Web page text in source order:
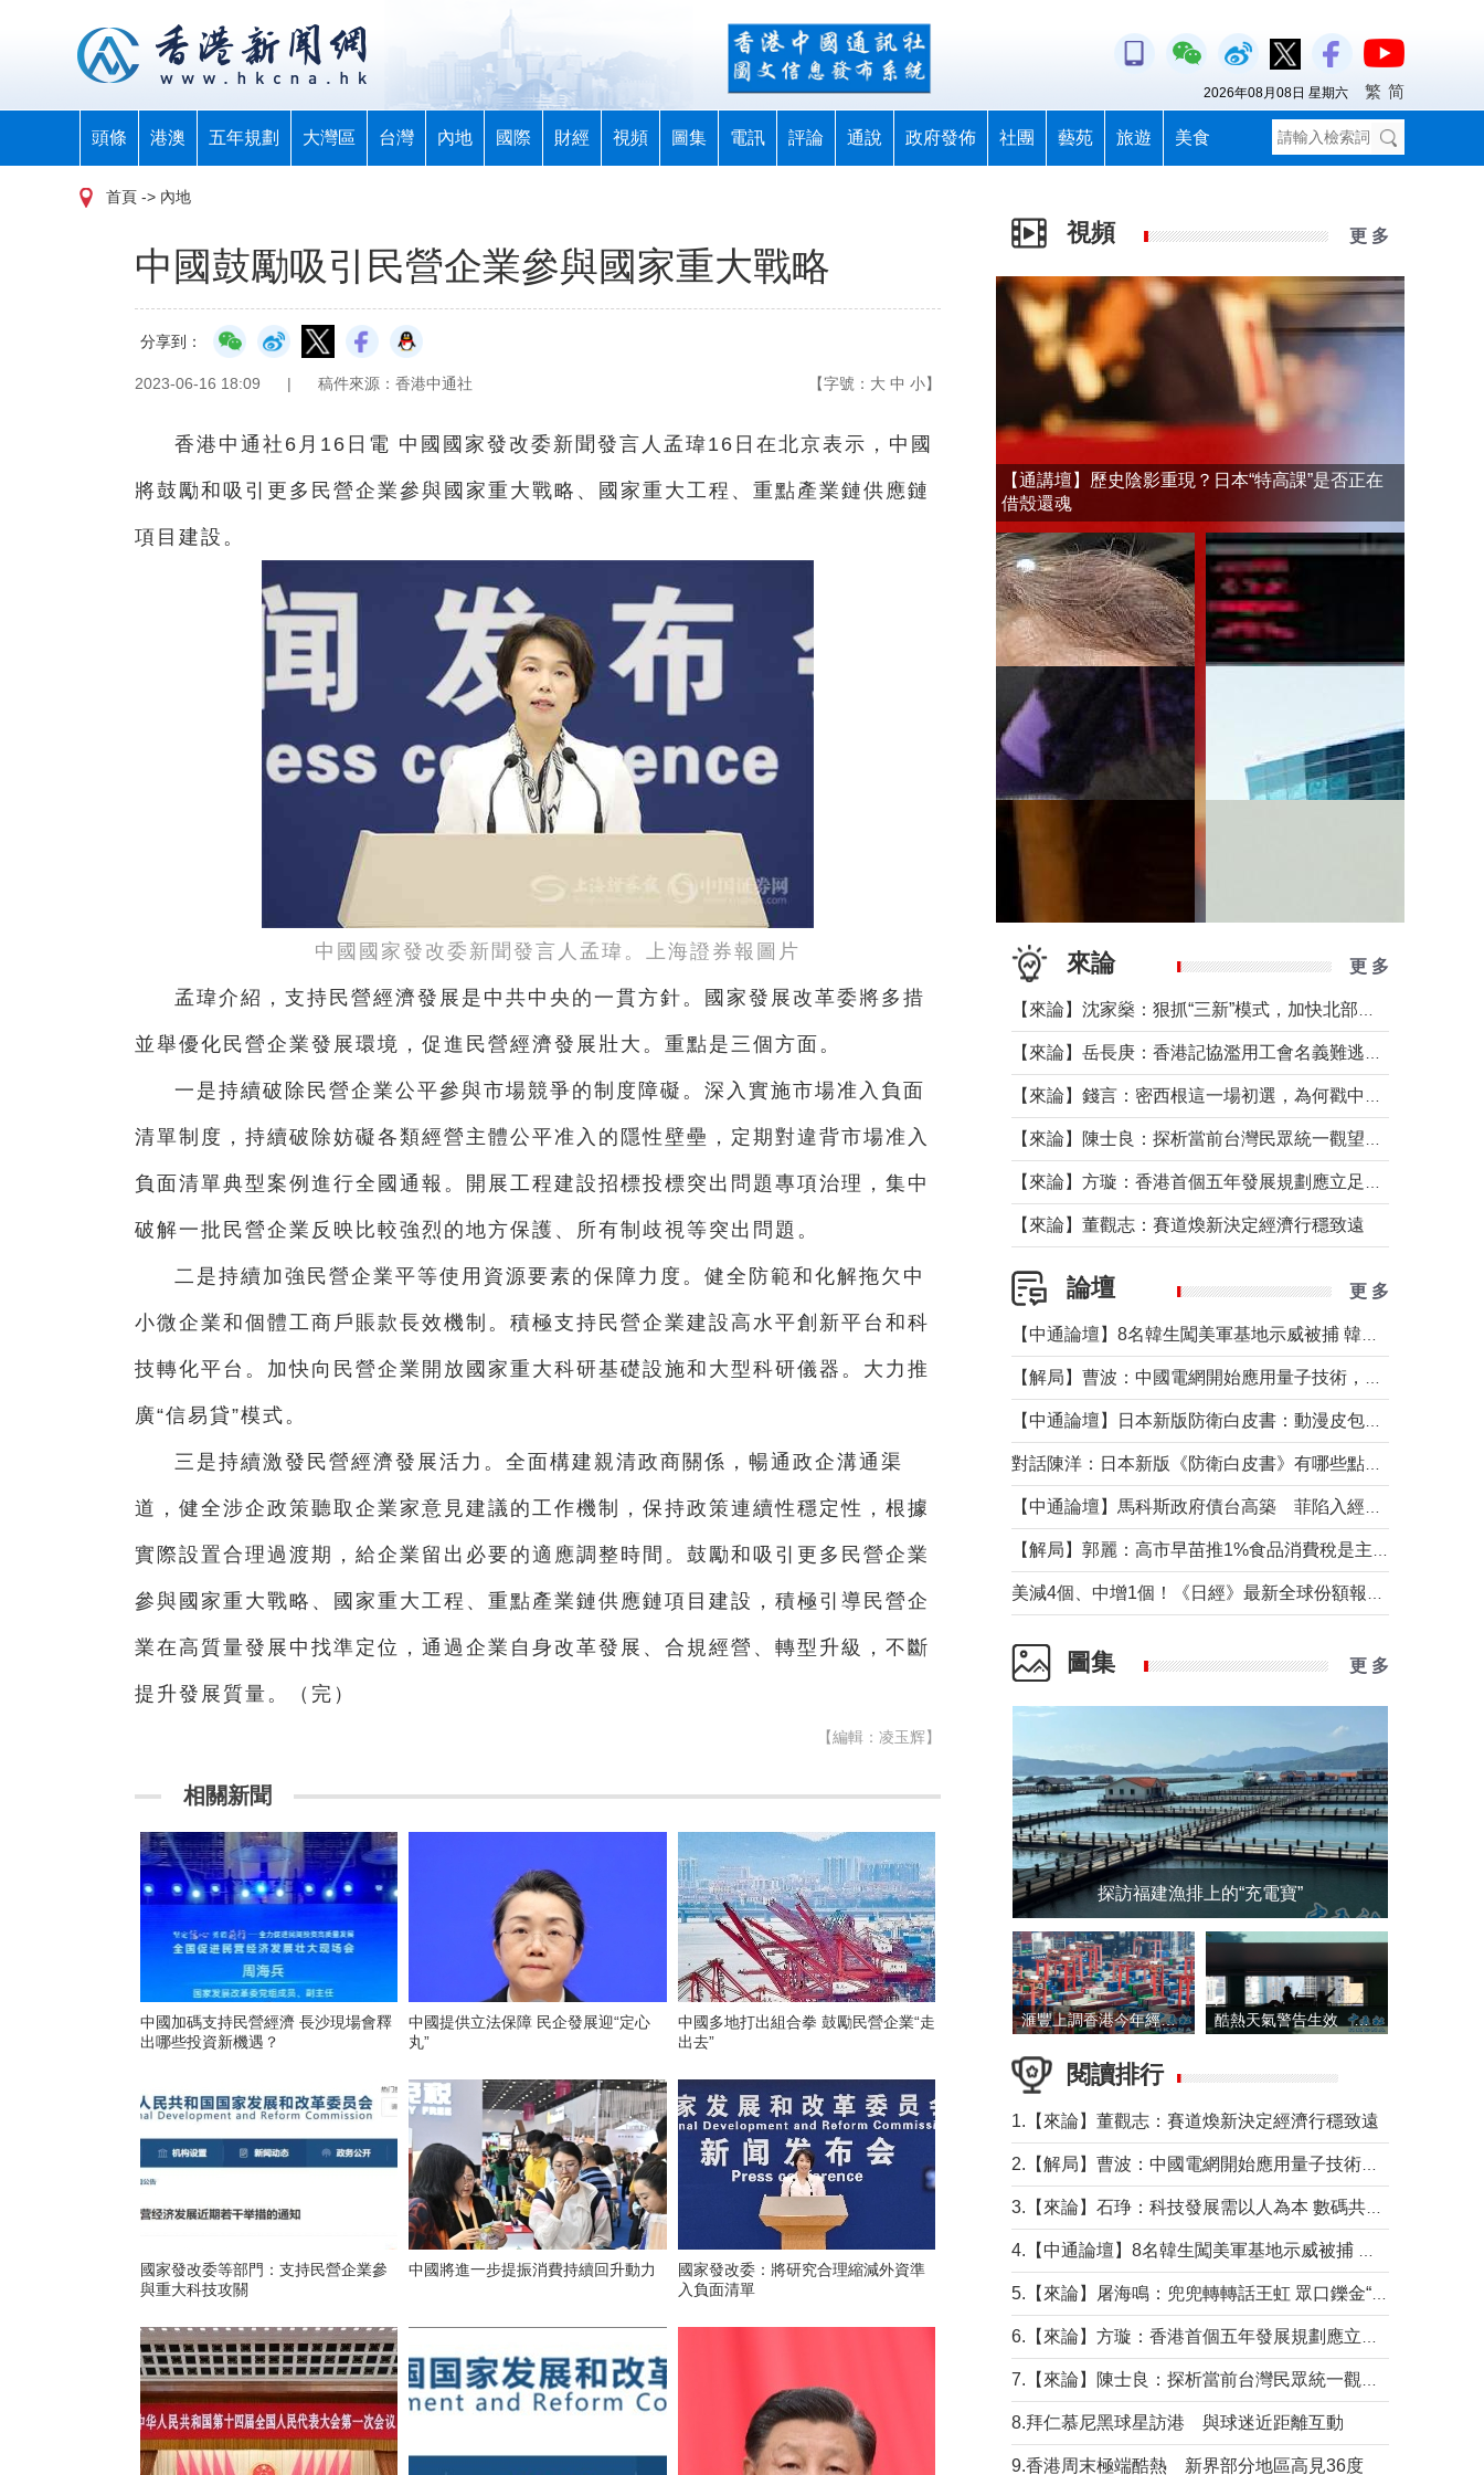
頭條 港澳 五年規劃 大灣區 台灣 內地 國際 財經 視頻 圖集 電訊 評論 通說 政府發佈 社團 藝苑 旅遊 美食
2026年08月08日 星期六 繁 简
首頁 -> 內地
中國鼓勵吸引民營企業參與國家重大戰略
分享到：
2023-06-16 18:09 | 稿件來源：香港中通社 【字號： 大 中 小】
香港中通社6月16日電 中國國家發改委新聞發言人孟瑋16日在北京表示，中國
將鼓勵和吸引更多民營企業參與國家重大戰略、國家重大工程、重點產業鏈供應鏈
項目建設。
中國國家發改委新聞發言人孟瑋。上海證券報圖片
孟瑋介紹，支持民營經濟發展是中共中央的一貫方針。國家發展改革委將多措
並舉優化民營企業發展環境，促進民營經濟發展壯大。重點是三個方面。
一是持續破除民營企業公平參與市場競爭的制度障礙。深入實施市場准入負面
清單制度，持續破除妨礙各類經營主體公平准入的隱性壁壘，定期對違背市場准入
負面清單典型案例進行全國通報。開展工程建設招標投標突出問題專項治理，集中
破解一批民營企業反映比較強烈的地方保護、所有制歧視等突出問題。
二是持續加強民營企業平等使用資源要素的保障力度。健全防範和化解拖欠中
小微企業和個體工商戶賬款長效機制。積極支持民營企業建設高水平創新平台和科
技轉化平台。加快向民營企業開放國家重大科研基礎設施和大型科研儀器。大力推
廣“信易貸”模式。
三是持續激發民營經濟發展活力。全面構建親清政商關係，暢通政企溝通渠
道，健全涉企政策聽取企業家意見建議的工作機制，保持政策連續性穩定性，根據
實際設置合理過渡期，給企業留出必要的適應調整時間。鼓勵和吸引更多民營企業
參與國家重大戰略、國家重大工程、重點產業鏈供應鏈項目建設，積極引導民營企
業在高質量發展中找準定位，通過企業自身改革發展、合規經營、轉型升級，不斷
提升發展質量。（完）
【編輯：凌玉辉】
相關新聞
中國加碼支持民營經濟 長沙現場會釋
出哪些投資新機遇？
中國提供立法保障 民企發展迎“定心
丸”
中國多地打出組合拳 鼓勵民營企業“走
出去”
國家發改委等部門：支持民營企業參
與重大科技攻關
中國將進一步提振消費持續回升動力
國家發改委：將研究合理縮減外資準
入負面清單
視頻 更 多
【通講壇】歷史陰影重現？日本“特高課”是否正在
借殼還魂
來論 更 多
【來論】董觀志：賽道煥新決定經濟行穩致遠
論壇 更 多
圖集 更 多
探訪福建漁排上的“充電寶”
滙豐上調香港今年經濟增長預測至4.5% 酷熱天氣警告生效 本港高溫持續至下周
閱讀排行
1.【來論】董觀志：賽道煥新決定經濟行穩致遠
8.拜仁慕尼黑球星訪港 與球迷近距離互動
9.香港周末極端酷熱 新界部分地區高見36度